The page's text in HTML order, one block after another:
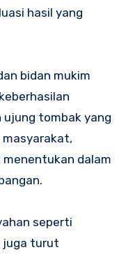
hasil yang
bidan mukim
ujung tombak yang
masyarakat,
dalam
seperti
juga turut